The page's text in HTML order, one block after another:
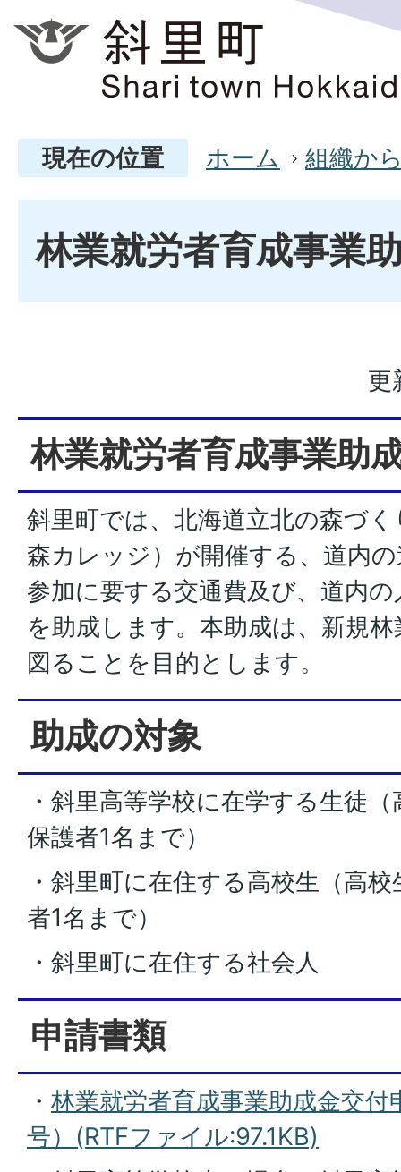
現在の位置 ホーム 組織か
林業就労者育成事業
更
林業就労者育成事業助
斜里町では、北海道立北の森づ
森カレッジ）が開催する、道内
参加に要する交通費及び、道内
を助成します。本助成は、新規
図ることを目的とします。
助成の対象
・斜里高等学校に在学する生徒
保護者1名まで）
・斜里町に在住する高校生（高
者1名まで）
・斜里町に在住する社会人
申請書類
・ 林業就労者育成事業助成金交付
号）(RTFファイル:97.1KB)